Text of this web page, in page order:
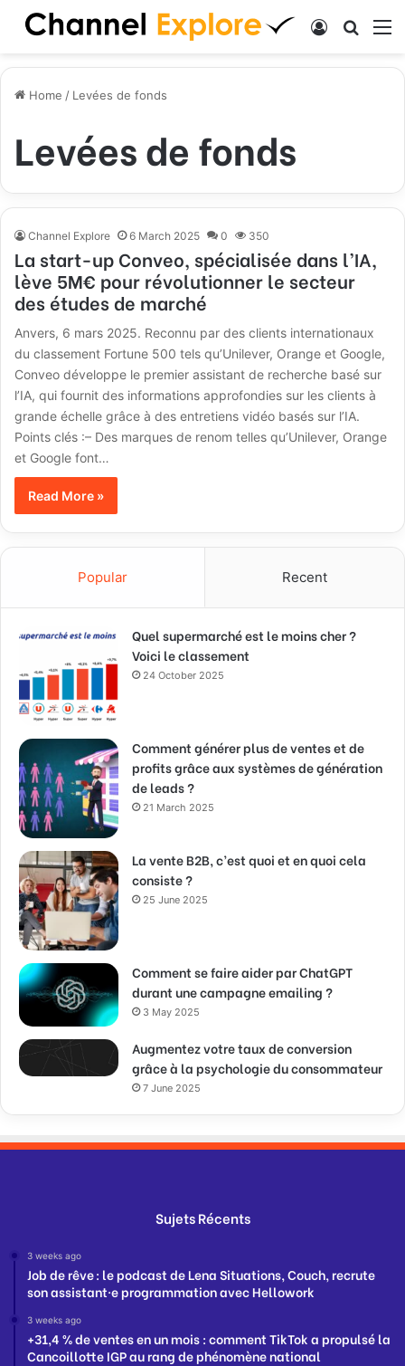
Log In
Home / Levées de fonds
Levées de fonds
Channel Explore 6 March 2025 0 350
La start-up Conveo, spécialisée dans l’IA,
lève 5M€ pour révolutionner le secteur
des études de marché
Anvers, 6 mars 2025. Reconnu par des clients internationaux
du classement Fortune 500 tels qu’Unilever, Orange et Google,
Conveo développe le premier assistant de recherche basé sur
l’IA, qui fournit des informations approfondies sur les clients à
grande échelle grâce à des entretiens vidéo basés sur l’IA.
Points clés :– Des marques de renom telles qu’Unilever, Orange
et Google font…
Read More »
Popular Recent
Quel supermarché est le moins cher ?
Voici le classement
24 October 2025
Comment générer plus de ventes et de
profits grâce aux systèmes de génération
de leads ?
21 March 2025
La vente B2B, c’est quoi et en quoi cela
consiste ?
25 June 2025
Comment se faire aider par ChatGPT
durant une campagne emailing ?
3 May 2025
Augmentez votre taux de conversion
grâce à la psychologie du consommateur
7 June 2025
Sujets Récents
3 weeks ago
Job de rêve : le podcast de Lena Situations, Couch, recrute
son assistant·e programmation avec Hellowork
3 weeks ago
+31,4 % de ventes en un mois : comment TikTok a propulsé la
Cancoillotte IGP au rang de phénomène national